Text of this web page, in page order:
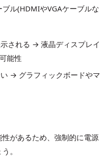
ル(HDMIやVGAケーブルな
される → 液晶ディスプレイ
能性
→ グラフィックボードやマ
があるため、強制的に電源
。